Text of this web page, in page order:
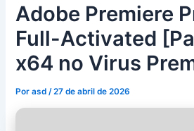
Adobe Premiere
Full-Activated
x64 no Virus
Porasd /27 de abril de 2026